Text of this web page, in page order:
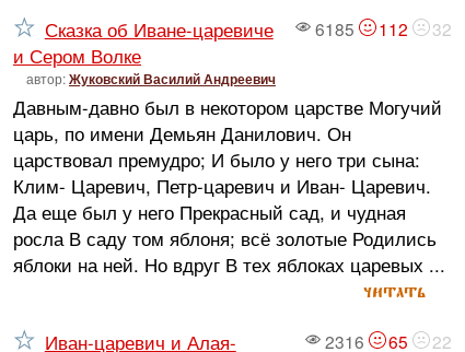
6185 112 32
Сказка об Иване-царевиче
и Сером Волке
автор:Жуковский Василий Андреевич
Давным-давно был в некотором царстве Могучий
царь, по имени Демьян Данилович. Он
царствовал премудро; И было у него три сына:
Клим- Царевич, Петр-царевич и Иван- Царевич.
Да еще был у него Прекрасный сад, и чудная
росла В саду том яблоня; всё золотые Родились
яблоки на ней. Но вдруг В тех яблоках царевых ...
читать
2316 65 22
Иван-царевич и Алая-